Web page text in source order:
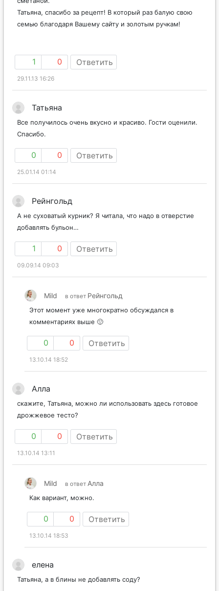
Татьяна, спасибо за рецепт! В который раз балую свою
семью благодаря Вашему сайту и золотым ручкам!
1 0 Ответить
29.11.13 16:26
Татьяна
Все получилось очень вкусно и красиво. Гости оценили.
Спасибо.
0 0 Ответить
25.01.14 01:14
Рейнгольд
А не суховатый курник? Я читала, что надо в отверстие
добавлять бульон…
1 0 Ответить
09.09.14 09:03
Mild в ответ Рейнгольд
Этот момент уже многократно обсуждался в
комментариях выше 🙂
0 0 Ответить
13.10.14 18:52
Алла
скажите, Татьяна, можно ли использовать здесь готовое
дрожжевое тесто?
0 0 Ответить
13.10.14 13:11
Mild в ответ Алла
Как вариант, можно.
0 0 Ответить
13.10.14 18:53
елена
Татьяна, а в блины не добавлять соду?